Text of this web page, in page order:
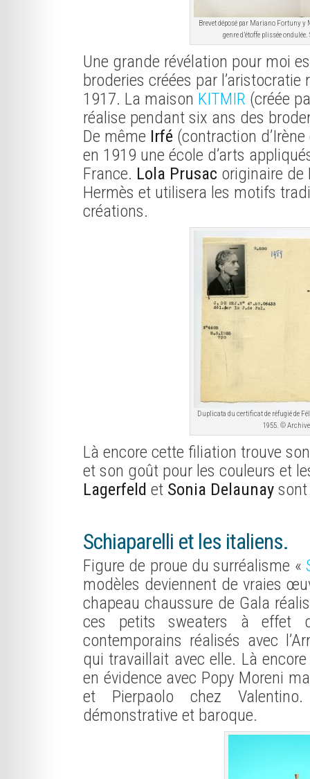
Brevet déposé par Mariano Fortuny y
genre d’étoffe plissée
Une grande révélation pour moi
broderies créées par
1917. La maison KITMIR (créée
réalise pendant six ans des
De même Irfé (contraction
en 1919 une école d’arts
France. Lola Prusac originaire de
Hermès et utilisera les motifs
créations.
Duplicata du certificat de réfugié de
1955. ©
Là encore cette filiation trouve
et son goût pour les couleurs et
Lagerfeld et Sonia Delaunay
Schiaparelli et les italiens.
Figure de proue du surréalisme «
modèles deviennent de vraies
chapeau chaussure de Gala
ces petits sweaters à effet
contemporains réalisés avec
qui travaillait avec elle. Là
en évidence avec Popy Moreni
et Pierpaolo chez
démonstrative et baroque.